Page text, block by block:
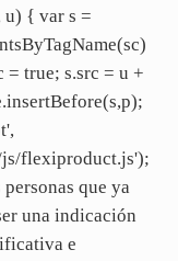
{ var s =
= true; s.src = u +
flexiproduct.js');
que ya
una indicación
e